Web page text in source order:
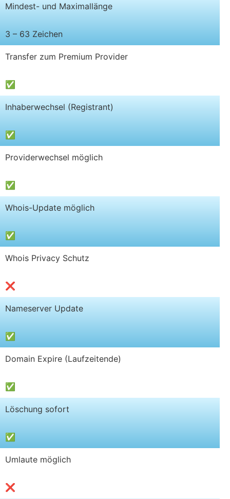
Mindest- und Maximallänge
3 – 63 Zeichen
Transfer zum Premium Provider
✅
Inhaberwechsel (Registrant)
✅
Providerwechsel möglich
✅
Whois-Update möglich
✅
Whois Privacy Schutz
❌
Nameserver Update
✅
Domain Expire (Laufzeitende)
✅
Löschung sofort
✅
Umlaute möglich
❌